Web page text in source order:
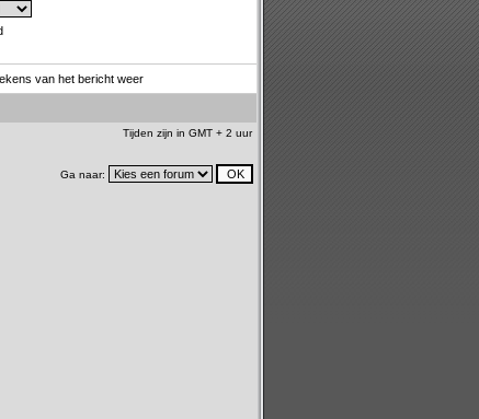
van het bericht weer
Tijden zijn in GMT + 2 uur
Ga naar: